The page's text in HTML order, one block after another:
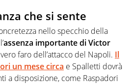
che si sente
nello specchio della
assenza importante di Victor
faro dell’attacco del Napoli. Il
un mese circa e Spalletti dovrà
a disposizione, come Raspadori